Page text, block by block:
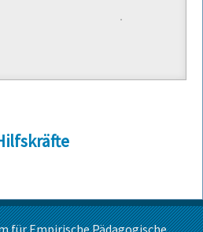
für Empirische Pädagogische